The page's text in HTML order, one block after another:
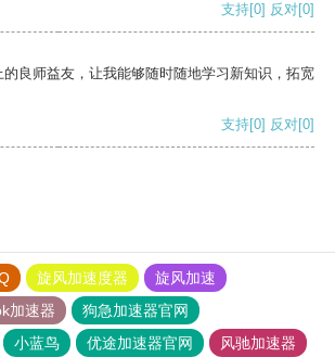
支持[0] 反对[0]
良师益友，让我能够随时随地学习新知识，拓宽
支持[0] 反对[0]
旋风加速度器
旋风加速
加速器
狗急加速器官网
小蓝鸟 优途加速器官网
风驰加速器